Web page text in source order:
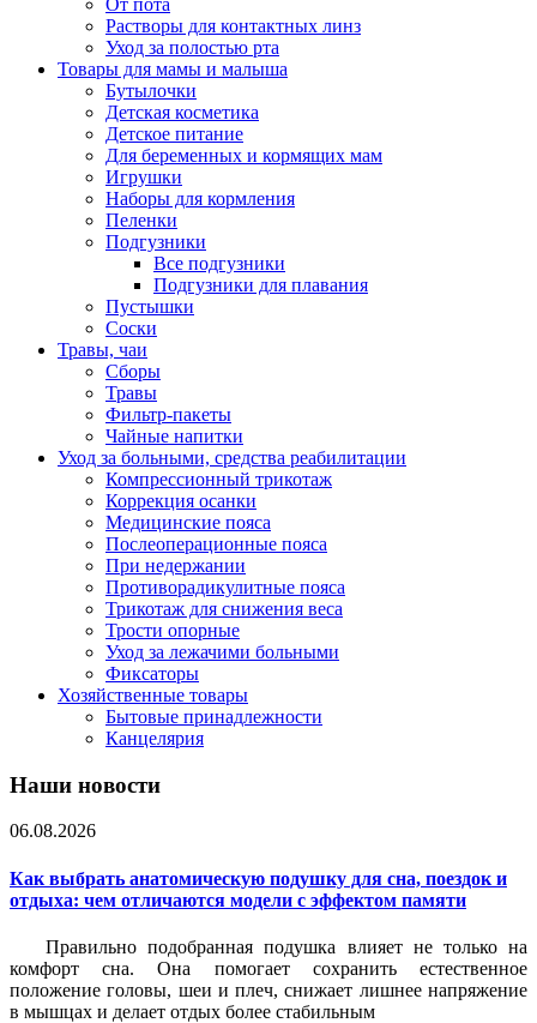
От пота
Растворы для контактных линз
Уход за полостью рта
Товары для мамы и малыша
Бутылочки
Детская косметика
Детское питание
Для беременных и кормящих мам
Игрушки
Наборы для кормления
Пеленки
Подгузники
Все подгузники
Подгузники для плавания
Пустышки
Соски
Травы, чаи
Сборы
Травы
Фильтр-пакеты
Чайные напитки
Уход за больными, средства реабилитации
Компрессионный трикотаж
Коррекция осанки
Медицинские пояса
Послеоперационные пояса
При недержании
Противорадикулитные пояса
Трикотаж для снижения веса
Трости опорные
Уход за лежачими больными
Фиксаторы
Хозяйственные товары
Бытовые принадлежности
Канцелярия
Наши новости
06.08.2026
Как выбрать анатомическую подушку для сна, поездок и
отдыха: чем отличаются модели с эффектом памяти
Правильно подобранная подушка влияет не только на
комфорт сна. Она помогает сохранить естественное
положение головы, шеи и плеч, снижает лишнее напряжение
в мышцах и делает отдых более стабильным